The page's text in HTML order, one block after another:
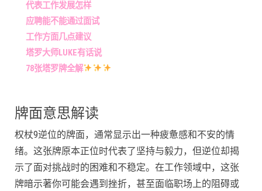
代表工作发展怎样
应聘能不能通过面试
工作方面几点建议
塔罗大师LUKE有话说
78张塔罗牌全解
牌面意思解读
权杖9逆位的牌面，通常显示出一种疲惫感和不安的情
绪。这张牌原本正位时代表了坚持与毅力，但逆位却揭
示了面对挑战时的困难和不稳定。在工作领域中，这张
牌暗示著你可能会遇到挫折，甚至面临职场上的阻碍或